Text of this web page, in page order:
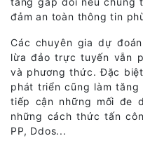
đảm an toàn thông tin
Các chuyên gia dự
lừa đảo trực tuyến vẫn
và phương thức. Đặc
phát triển cũng làm
tiếp cận những mối đe
những cách thức tấn
PP, Ddos...